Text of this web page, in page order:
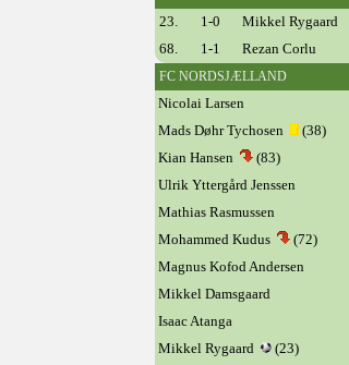
23. 1-0 Mikkel Rygaard
68.
1-1 Rezan Corlu
FC NORDSJÆLLAND
Nicolai Larsen
Mads Døhr Tychosen
(38)
Kian Hansen
(83)
Ulrik Yttergård Jenssen
Mathias Rasmussen
Mohammed Kudus
(72)
Magnus Kofod Andersen
Mikkel Damsgaard
Isaac Atanga
Mikkel Rygaard
(23)